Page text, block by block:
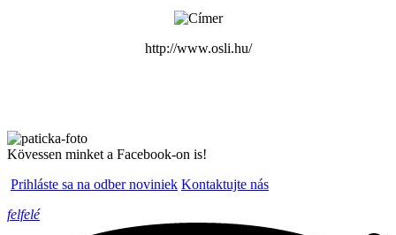
http://www.osli.hu/
Kövessen minket a Facebook-on is!
Prihláste sa na odber noviniek Kontaktujte nás
felfelé